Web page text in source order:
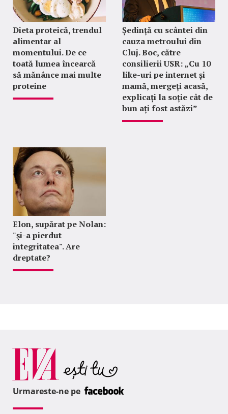
Dieta proteică, trendul
alimentar al
momentului. De ce
toată lumea încearcă
să mănânce mai multe
proteine
Ședință cu scântei din
cauza metroului din
Cluj. Boc, către
consilierii USR: „Cu 10
like-uri pe internet și
mamă, mergeți acasă,
explicați la soție cât de
bun ați fost astăzi”
Elon, supărat pe Nolan:
"şi-a pierdut
integritatea". Are
dreptate?
Urmareste-ne pe